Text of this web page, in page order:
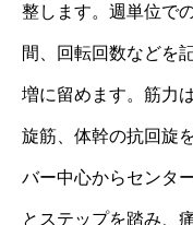
整します。週単位で
間、回転回数などを
増に留めます。筋力
旋筋、体幹の抗回旋
バー中心からセンタ
とステップを踏み、